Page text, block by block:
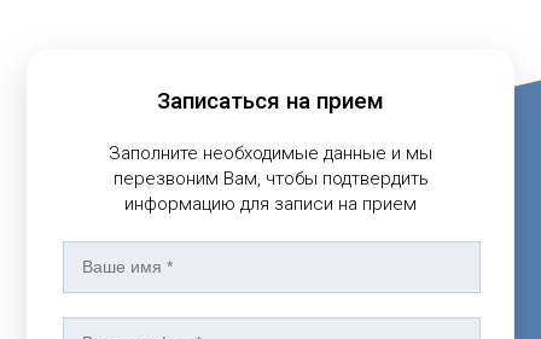
Записаться на прием
Заполните необходимые данные и мы
перезвоним Вам, чтобы подтвердить
информацию для записи на прием